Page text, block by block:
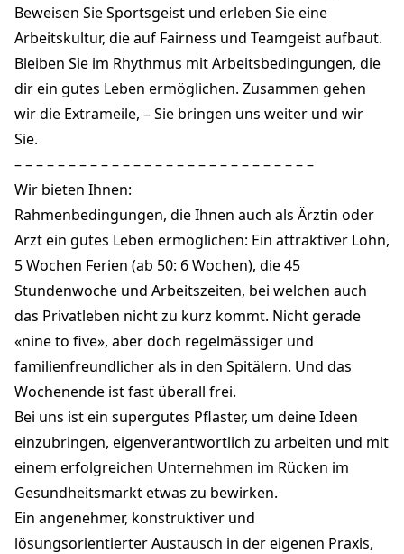
Beweisen Sie Sportsgeist und erleben Sie eine
Arbeitskultur, die auf Fairness und Teamgeist aufbaut.
Bleiben Sie im Rhythmus mit Arbeitsbedingungen, die
dir ein gutes Leben ermöglichen. Zusammen gehen
wir die Extrameile, – Sie bringen uns weiter und wir
Sie.
– – – – – – – – – – – – – – – – – – – – – – – – – – – –
Wir bieten Ihnen:
Rahmenbedingungen, die Ihnen auch als Ärztin oder
Arzt ein gutes Leben ermöglichen: Ein attraktiver Lohn,
5 Wochen Ferien (ab 50: 6 Wochen), die 45
Stundenwoche und Arbeitszeiten, bei welchen auch
das Privatleben nicht zu kurz kommt. Nicht gerade
«nine to five», aber doch regelmässiger und
familienfreundlicher als in den Spitälern. Und das
Wochenende ist fast überall frei.
Bei uns ist ein supergutes Pflaster, um deine Ideen
einzubringen, eigenverantwortlich zu arbeiten und mit
einem erfolgreichen Unternehmen im Rücken im
Gesundheitsmarkt etwas zu bewirken.
Ein angenehmer, konstruktiver und
lösungsorientierter Austausch in der eigenen Praxis,